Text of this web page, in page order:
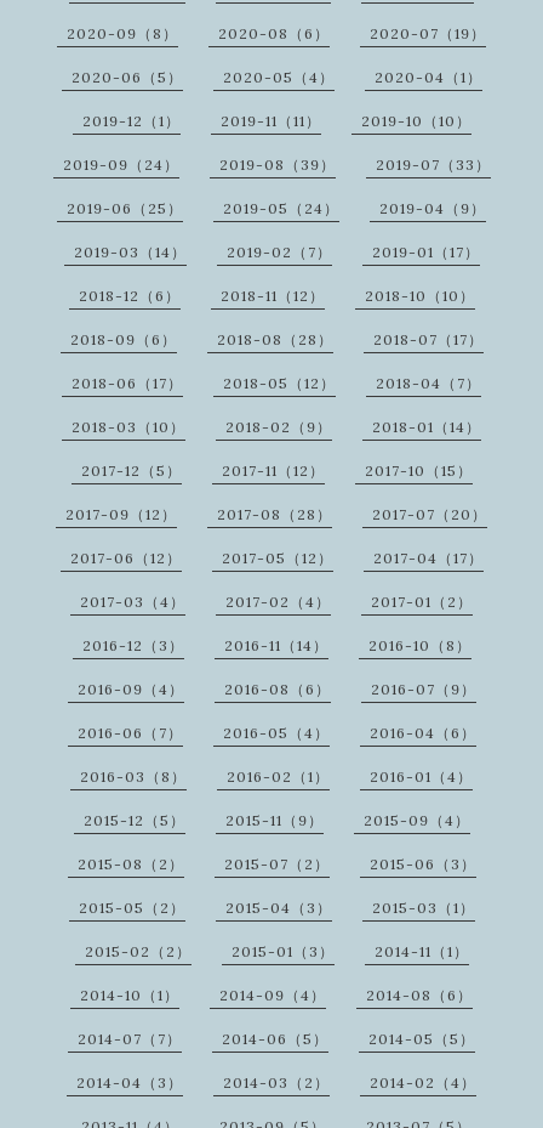
2020-09（8） 2020-08（6） 2020-07（19）
2020-06（5） 2020-05（4） 2020-04（1）
2019-12（1） 2019-11（11） 2019-10（10）
2019-09（24） 2019-08（39） 2019-07（33）
2019-06（25） 2019-05（24） 2019-04（9）
2019-03（14） 2019-02（7） 2019-01（17）
2018-12（6） 2018-11（12） 2018-10（10）
2018-09（6） 2018-08（28） 2018-07（17）
2018-06（17） 2018-05（12） 2018-04（7）
2018-03（10） 2018-02（9） 2018-01（14）
2017-12（5） 2017-11（12） 2017-10（15）
2017-09（12） 2017-08（28） 2017-07（20）
2017-06（12） 2017-05（12） 2017-04（17）
2017-03（4） 2017-02（4） 2017-01（2）
2016-12（3） 2016-11（14） 2016-10（8）
2016-09（4） 2016-08（6） 2016-07（9）
2016-06（7） 2016-05（4） 2016-04（6）
2016-03（8） 2016-02（1） 2016-01（4）
2015-12（5） 2015-11（9） 2015-09（4）
2015-08（2） 2015-07（2） 2015-06（3）
2015-05（2） 2015-04（3） 2015-03（1）
2015-02（2） 2015-01（3） 2014-11（1）
2014-10（1） 2014-09（4） 2014-08（6）
2014-07（7） 2014-06（5） 2014-05（5）
2014-04（3） 2014-03（2） 2014-02（4）